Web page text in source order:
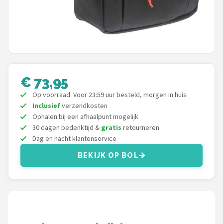
New Looxs
BBB Cycling
Schwalbe
Voltano
Shimano
€ 73,95
Op voorraad. Voor 23:59 uur besteld, morgen in huis
Inclusiefverzendkosten
Ophalen bij een afhaalpunt mogelijk
30 dagen bedenktijd & gratis retourneren
Dag en nacht klantenservice
BEKIJK OP BOL